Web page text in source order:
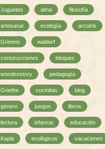
Juguetes alma filosofía
artesanal ecología arcoiris
Grimms waldorf
construcciones bloques
woodenstory pedagogía
Goethe cocinitas blog
género juegos libros
lectura infancia educación
Kapla ecológicos vacaciones